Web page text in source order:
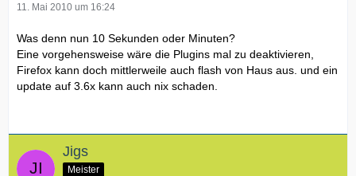
11. Mai 2010 um 16:24
Was denn nun 10 Sekunden oder Minuten?
Eine vorgehensweise wäre die Plugins mal zu deaktivieren,
Firefox kann doch mittlerweile auch flash von Haus aus. und ein
update auf 3.6x kann auch nix schaden.
Jigs
Meister